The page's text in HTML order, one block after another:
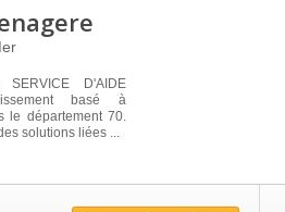
D'AIDE
basé à
le département 70.
solutions liées ...